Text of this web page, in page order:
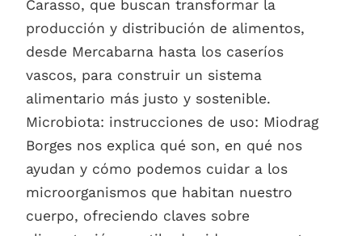
Carasso, que buscan transformar la
producción y distribución de alimentos,
desde Mercabarna hasta los caseríos
vascos, para construir un sistema
alimentario más justo y sostenible.
Microbiota: instrucciones de uso: Miodrag
Borges nos explica qué son, en qué nos
ayudan y cómo podemos cuidar a los
microorganismos que habitan nuestro
cuerpo, ofreciendo claves sobre